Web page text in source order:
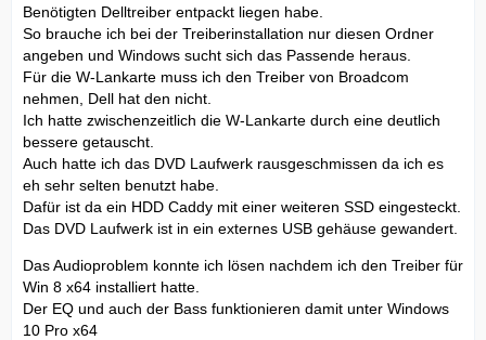
Benötigten Delltreiber entpackt liegen habe.
So brauche ich bei der Treiberinstallation nur diesen Ordner
angeben und Windows sucht sich das Passende heraus.
Für die W-Lankarte muss ich den Treiber von Broadcom
nehmen, Dell hat den nicht.
Ich hatte zwischenzeitlich die W-Lankarte durch eine deutlich
bessere getauscht.
Auch hatte ich das DVD Laufwerk rausgeschmissen da ich es
eh sehr selten benutzt habe.
Dafür ist da ein HDD Caddy mit einer weiteren SSD eingesteckt.
Das DVD Laufwerk ist in ein externes USB gehäuse gewandert.
Das Audioproblem konnte ich lösen nachdem ich den Treiber für
Win 8 x64 installiert hatte.
Der EQ und auch der Bass funktionieren damit unter Windows
10 Pro x64